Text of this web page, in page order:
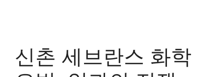
신촌 세브란스 화학